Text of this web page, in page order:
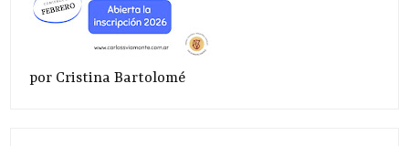
por Cristina Bartolomé